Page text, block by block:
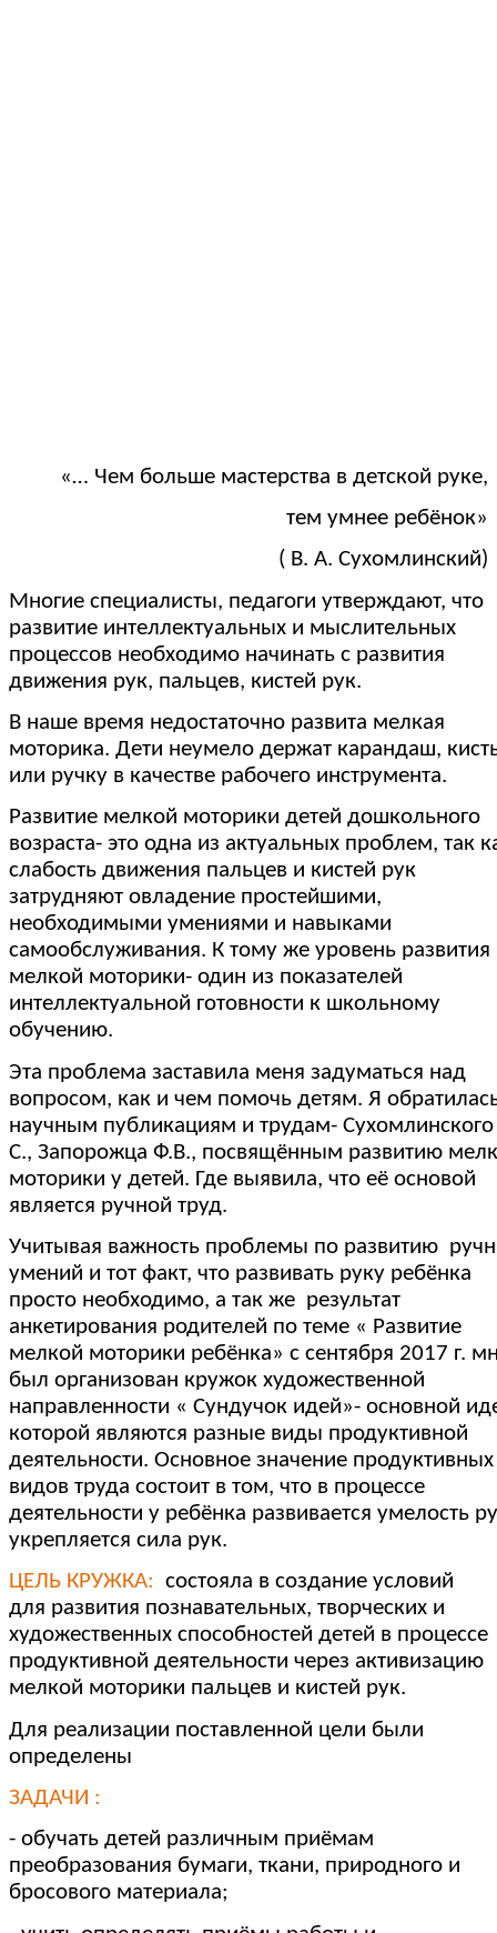
«… Чем больше мастерства в детской руке,
тем умнее ребёнок»
( В. А. Сухомлинский)
Многие специалисты, педагоги утверждают, что
развитие интеллектуальных и мыслительных
процессов необходимо начинать с развития
движения рук, пальцев, кистей рук.
В наше время недостаточно развита мелкая
моторика. Дети неумело держат карандаш,
или ручку в качестве рабочего инструмента.
Развитие мелкой моторики детей дошкольного
возраста- это одна из актуальных проблем, так
слабость движения пальцев и кистей рук
затрудняют овладение простейшими,
необходимыми умениями и навыками
самообслуживания. К тому же уровень развития
мелкой моторики- один из показателей
интеллектуальной готовности к школьному
обучению.
Эта проблема заставила меня задуматься над
вопросом, как и чем помочь детям. Я
научным публикациям и трудам-
С., Запорожца Ф.В., посвящённым развитию
моторики у детей. Где выявила, что её основой
является ручной труд.
Учитывая важность проблемы по развитию
умений и тот факт, что развивать руку ребёнка
просто необходимо, а так же результат
анкетирования родителей по теме « Развитие
мелкой моторики ребёнка» с сентября 2017 г.
был организован кружок художественной
направленности « Сундучок идей»- основной
которой являются разные виды продуктивной
деятельности. Основное значение продуктивных
видов труда состоит в том, что в процессе
деятельности у ребёнка развивается умелость
укрепляется сила рук.
ЦЕЛЬ КРУЖКА: состояла в создание условий
для развития познавательных, творческих и
художественных способностей детей в процессе
продуктивной деятельности через активизацию
мелкой моторики пальцев и кистей рук.
Для реализации поставленной цели были
определены
ЗАДАЧИ :
- обучать детей различным приёмам
преобразования бумаги, ткани, природного и
бросового материала;